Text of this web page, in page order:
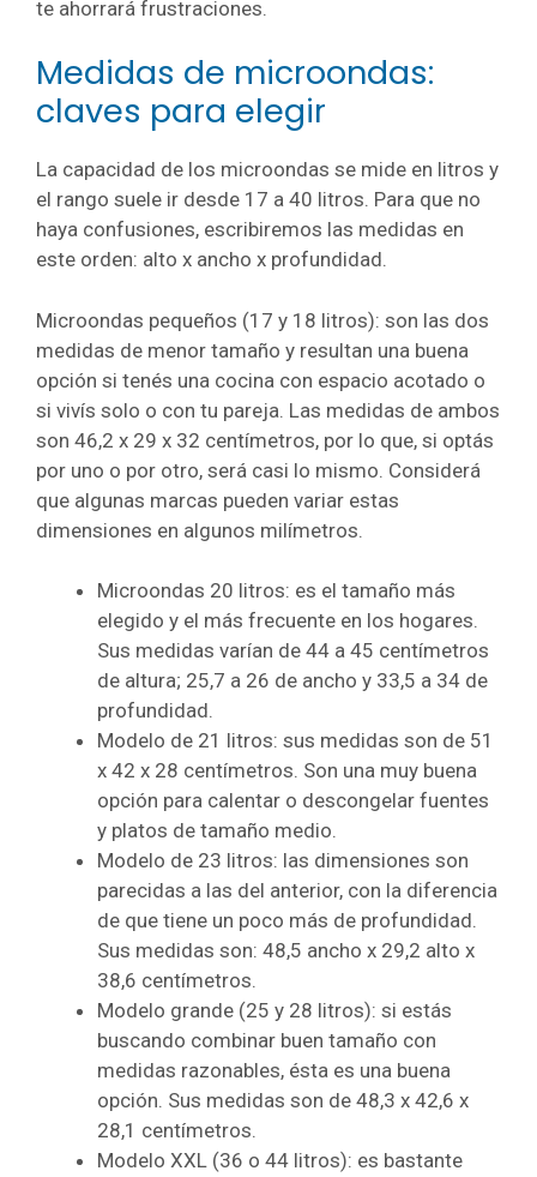
te ahorrará frustraciones.
Medidas de microondas:
claves para elegir
La capacidad de los microondas se mide en litros y
el rango suele ir desde 17 a 40 litros. Para que no
haya confusiones, escribiremos las medidas en
este orden: alto x ancho x profundidad.
Microondas pequeños (17 y 18 litros): son las dos
medidas de menor tamaño y resultan una buena
opción si tenés una cocina con espacio acotado o
si vivís solo o con tu pareja. Las medidas de ambos
son 46,2 x 29 x 32 centímetros, por lo que, si optás
por uno o por otro, será casi lo mismo. Considerá
que algunas marcas pueden variar estas
dimensiones en algunos milímetros.
Microondas 20 litros: es el tamaño más
elegido y el más frecuente en los hogares.
Sus medidas varían de 44 a 45 centímetros
de altura; 25,7 a 26 de ancho y 33,5 a 34 de
profundidad.
Modelo de 21 litros: sus medidas son de 51
x 42 x 28 centímetros. Son una muy buena
opción para calentar o descongelar fuentes
y platos de tamaño medio.
Modelo de 23 litros: las dimensiones son
parecidas a las del anterior, con la diferencia
de que tiene un poco más de profundidad.
Sus medidas son: 48,5 ancho x 29,2 alto x
38,6 centímetros.
Modelo grande (25 y 28 litros): si estás
buscando combinar buen tamaño con
medidas razonables, ésta es una buena
opción. Sus medidas son de 48,3 x 42,6 x
28,1 centímetros.
Modelo XXL (36 o 44 litros): es bastante